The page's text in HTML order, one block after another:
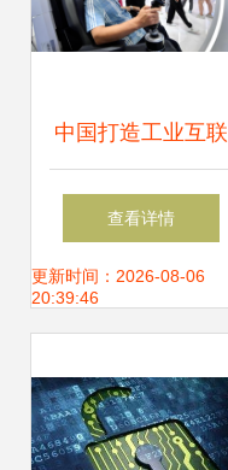
中国打造工业互联
网生态助力千行百
业数字化、智能化
查看详情
更新时间：2026-08-06
20:39:46